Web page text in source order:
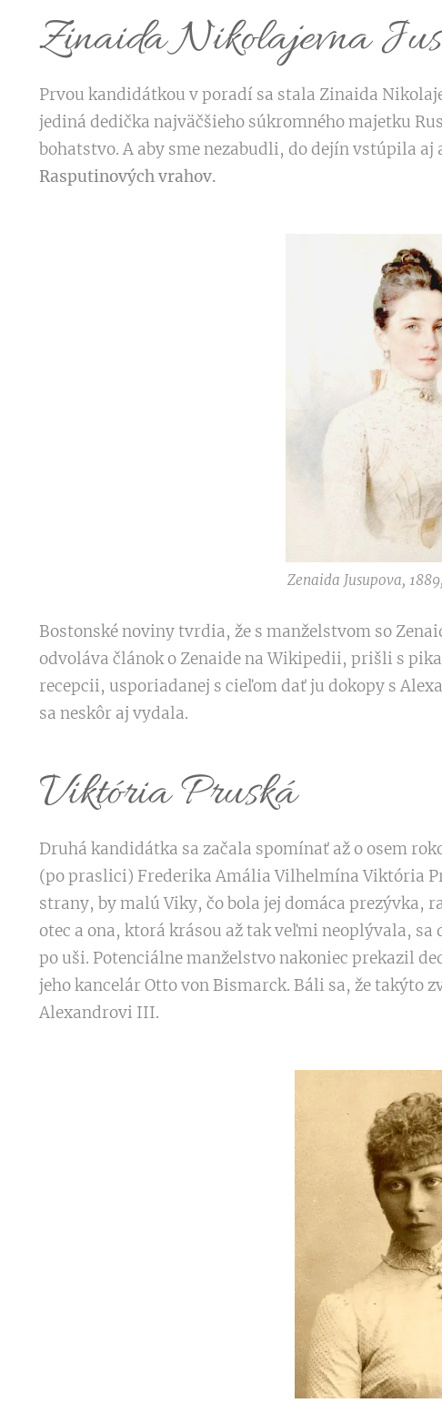
Zinaida Nikolajevna
Prvou kandidátkou v poradí sa stala Zinaida
jediná dedička najväčšieho súkromného majetku
bohatstvo. A aby sme nezabudli, do dejín vstúpila aj
Rasputinových vrahov.
Zenaida Jusupova,
Bostonské noviny tvrdia, že s manželstvom so
odvoláva článok o Zenaide na Wikipedii, prišli s
recepcii, usporiadanej s cieľom dať ju dokopy s
sa neskôr aj vydala.
Viktória Pruská
Druhá kandidátka sa začala spomínať až o osem
(po praslici) Frederika Amália Vilhelmína Viktória
strany, by malú Viky, čo bola jej domáca prezývka,
otec a ona, ktorá krásou až tak veľmi neoplývala,
po uši. Potenciálne manželstvo nakoniec prekazil
jeho kancelár Otto von Bismarck. Báli sa, že takýto
Alexandrovi III.